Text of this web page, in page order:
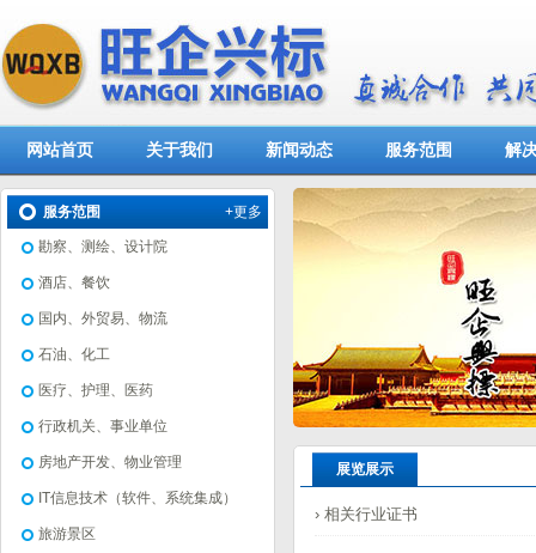
网站首页 关于我们 新闻动态 服务范围 解
+更多
服务范围
勘察、测绘、设计院
酒店、餐饮
国内、外贸易、物流
石油、化工
医疗、护理、医药
行政机关、事业单位
房地产开发、物业管理
IT信息技术（软件、系统集成）
旅游景区
展览展示
› 相关行业证书